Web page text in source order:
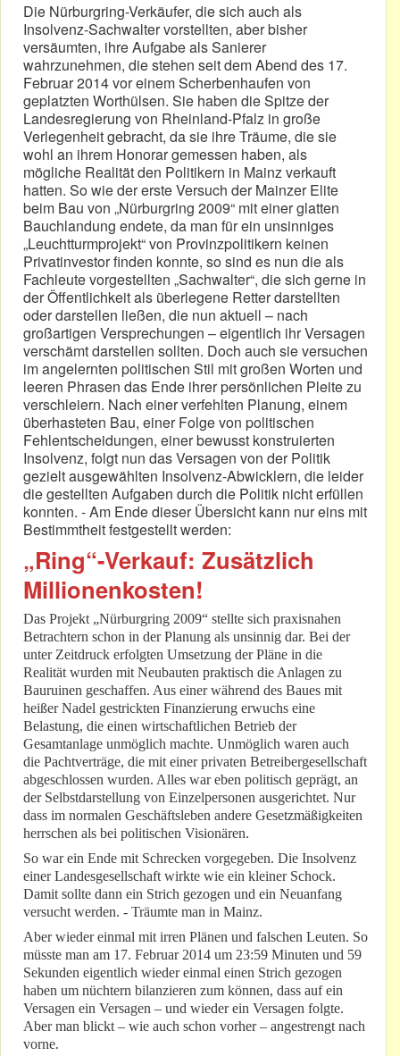
Die Nürburgring-Verkäufer, die sich auch als
Insolvenz-Sachwalter vorstellten, aber bisher
versäumten, ihre Aufgabe als Sanierer
wahrzunehmen, die stehen seit dem Abend des 17.
Februar 2014 vor einem Scherbenhaufen von
geplatzten Worthülsen. Sie haben die Spitze der
Landesregierung von Rheinland-Pfalz in große
Verlegenheit gebracht, da sie ihre Träume, die sie
wohl an ihrem Honorar gemessen haben, als
mögliche Realität den Politikern in Mainz verkauft
hatten. So wie der erste Versuch der Mainzer Elite
beim Bau von „Nürburgring 2009“ mit einer glatten
Bauchlandung endete, da man für ein unsinniges
„Leuchtturmprojekt“ von Provinzpolitikern keinen
Privatinvestor finden konnte, so sind es nun die als
Fachleute vorgestellten „Sachwalter“, die sich gerne in
der Öffentlichkeit als überlegene Retter darstellten
oder darstellen ließen, die nun aktuell – nach
großartigen Versprechungen – eigentlich ihr Versagen
verschämt darstellen sollten. Doch auch sie versuchen
im angelernten politischen Stil mit großen Worten und
leeren Phrasen das Ende ihrer persönlichen Pleite zu
verschleiern. Nach einer verfehlten Planung, einem
überhasteten Bau, einer Folge von politischen
Fehlentscheidungen, einer bewusst konstruierten
Insolvenz, folgt nun das Versagen von der Politik
gezielt ausgewählten Insolvenz-Abwicklern, die leider
die gestellten Aufgaben durch die Politik nicht erfüllen
konnten. - Am Ende dieser Übersicht kann nur eins mit
Bestimmtheit festgestellt werden:
„Ring“-Verkauf: Zusätzlich
Millionenkosten!
Das Projekt „Nürburgring 2009“ stellte sich praxisnahen
Betrachtern schon in der Planung als unsinnig dar. Bei der
unter Zeitdruck erfolgten Umsetzung der Pläne in die
Realität wurden mit Neubauten praktisch die Anlagen zu
Bauruinen geschaffen. Aus einer während des Baues mit
heißer Nadel gestrickten Finanzierung erwuchs eine
Belastung, die einen wirtschaftlichen Betrieb der
Gesamtanlage unmöglich machte. Unmöglich waren auch
die Pachtverträge, die mit einer privaten Betreibergesellschaft
abgeschlossen wurden. Alles war eben politisch geprägt, an
der Selbstdarstellung von Einzelpersonen ausgerichtet. Nur
dass im normalen Geschäftsleben andere Gesetzmäßigkeiten
herrschen als bei politischen Visionären.
So war ein Ende mit Schrecken vorgegeben. Die Insolvenz
einer Landesgesellschaft wirkte wie ein kleiner Schock.
Damit sollte dann ein Strich gezogen und ein Neuanfang
versucht werden. - Träumte man in Mainz.
Aber wieder einmal mit irren Plänen und falschen Leuten. So
müsste man am 17. Februar 2014 um 23:59 Minuten und 59
Sekunden eigentlich wieder einmal einen Strich gezogen
haben um nüchtern bilanzieren zum können, dass auf ein
Versagen ein Versagen – und wieder ein Versagen folgte.
Aber man blickt – wie auch schon vorher – angestrengt nach
vorne.